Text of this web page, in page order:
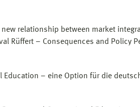
new relationship between market
Rüffert – Consequences and Policy
Education – eine Option für die